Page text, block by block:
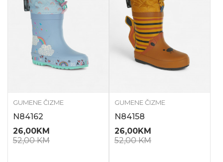
GUMENE ČIZME
N84162
26,00KM
52,00KM
GUMENE ČIZME
N84158
26,00KM
52,00KM